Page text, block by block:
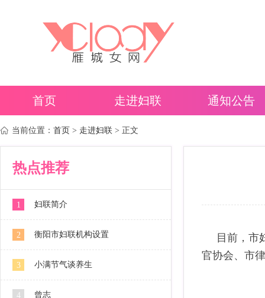
首页 走进妇联 通知公告
当前位置： 首页 > 走进妇联 > 正文
热点推荐
1 妇联简介
2 衡阳市妇联机构设置
3 小满节气谈养生
4 曾志
目前，市妇
官协会、市